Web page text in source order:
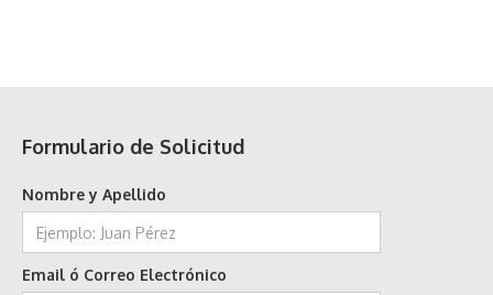
Formulario de Solicitud
Nombre y Apellido
Email ó Correo Electrónico